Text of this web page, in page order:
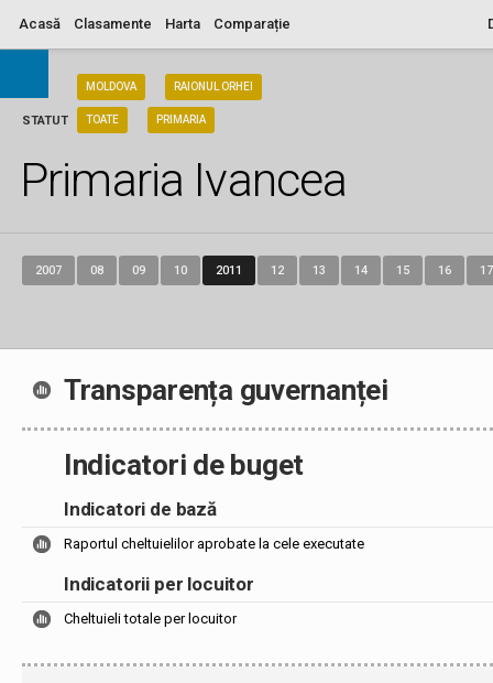
Acasă Clasamente Harta Comparație
STATUT
MOLDOVA RAIONUL ORHEI
TOATE PRIMARIA
Primaria Ivancea
2007 08 09 10 2011 12 13 14 15 16 17
Transparența guvernanței
Indicatori de buget
Indicatori de bază
Raportul cheltuielilor aprobate la cele executate
Indicatorii per locuitor
Cheltuieli totale per locuitor